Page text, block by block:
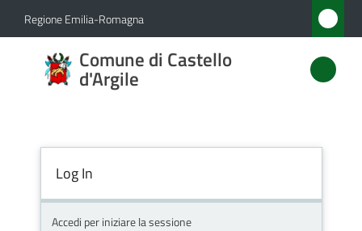
Vai al contenuto
Vai alla navigazione
Vai al footer
Regione Emilia-Romagna
Comune di Castello
d'Argile
Comune
di
Amministrazione
Log In
Accedi per iniziare la sessione